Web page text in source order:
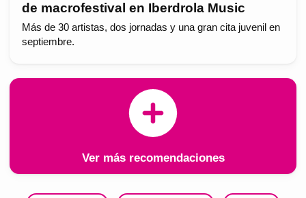
de macrofestival en Iberdrola Music
Más de 30 artistas, dos jornadas y una gran cita juvenil en
septiembre.
Ver más recomendaciones